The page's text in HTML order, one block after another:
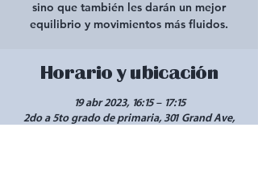
sino que también les darán un mejor
equilibrio y movimientos más fluidos.
Horario y ubicación
19 abr 2023, 16:15 – 17:15
2do a 5to grado de primaria, 301 Grand Ave,